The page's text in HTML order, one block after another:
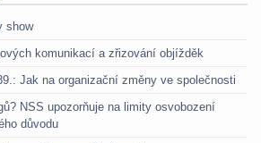
show
komunikací a zřizování objížděk
Jak na organizační změny ve společnosti
NSS upozorňuje na limity osvobození
důvodu